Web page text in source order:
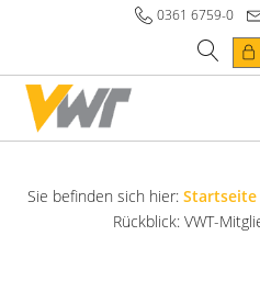
0361 6759-0
Sie befinden sich hier: Startseite
Rückblick: VWT-